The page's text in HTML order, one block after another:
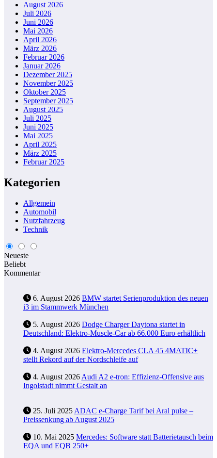
August 2026
Juli 2026
Juni 2026
Mai 2026
April 2026
März 2026
Februar 2026
Januar 2026
Dezember 2025
November 2025
Oktober 2025
September 2025
August 2025
Juli 2025
Juni 2025
Mai 2025
April 2025
März 2025
Februar 2025
Kategorien
Allgemein
Automobil
Nutzfahrzeug
Technik
Neueste
Beliebt
Kommentar
6. August 2026 BMW startet Serienproduktion des neuen
i3 im Stammwerk München
5. August 2026 Dodge Charger Daytona startet in
Deutschland: Elektro-Muscle-Car ab 66.000 Euro erhältlich
4. August 2026 Elektro-Mercedes CLA 45 4MATIC+
stellt Rekord auf der Nordschleife auf
4. August 2026 Audi A2 e-tron: Effizienz-Offensive aus
Ingolstadt nimmt Gestalt an
25. Juli 2025 ADAC e-Charge Tarif bei Aral pulse –
Preissenkung ab August 2025
10. Mai 2025 Mercedes: Software statt Batterietausch beim
EQA und EQB 250+